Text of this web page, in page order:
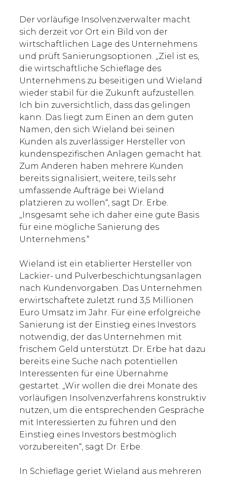
Der vorläufige Insolvenzverwalter macht
sich derzeit vor Ort ein Bild von der
wirtschaftlichen Lage des Unternehmens
und prüft Sanierungsoptionen. „Ziel ist es,
die wirtschaftliche Schieflage des
Unternehmens zu beseitigen und Wieland
wieder stabil für die Zukunft aufzustellen.
Ich bin zuversichtlich, dass das gelingen
kann. Das liegt zum Einen an dem guten
Namen, den sich Wieland bei seinen
Kunden als zuverlässiger Hersteller von
kundenspezifischen Anlagen gemacht hat.
Zum Anderen haben mehrere Kunden
bereits signalisiert, weitere, teils sehr
umfassende Aufträge bei Wieland
platzieren zu wollen“, sagt Dr. Erbe.
„Insgesamt sehe ich daher eine gute Basis
für eine mögliche Sanierung des
Unternehmens.“
Wieland ist ein etablierter Hersteller von
Lackier- und Pulverbeschichtungsanlagen
nach Kundenvorgaben. Das Unternehmen
erwirtschaftete zuletzt rund 3,5 Millionen
Euro Umsatz im Jahr. Für eine erfolgreiche
Sanierung ist der Einstieg eines Investors
notwendig, der das Unternehmen mit
frischem Geld unterstützt. Dr. Erbe hat dazu
bereits eine Suche nach potentiellen
Interessenten für eine Übernahme
gestartet. „Wir wollen die drei Monate des
vorläufigen Insolvenzverfahrens konstruktiv
nutzen, um die entsprechenden Gespräche
mit Interessierten zu führen und den
Einstieg eines Investors bestmöglich
vorzubereiten“, sagt Dr. Erbe.
In Schieflage geriet Wieland aus mehreren